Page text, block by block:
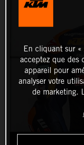
En cliquant sur «
acceptez que des
appareil pour
analyser votre
de marketing.